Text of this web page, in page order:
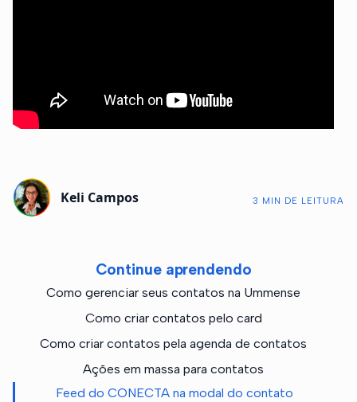
Continue aprendendo
Como gerenciar seus contatos na Ummense
Como criar contatos pelo card
Como criar contatos pela agenda de contatos
Ações em massa para contatos
Feed do CONECTA na modal do contato
Keli Campos 3 MIN DE LEITURA